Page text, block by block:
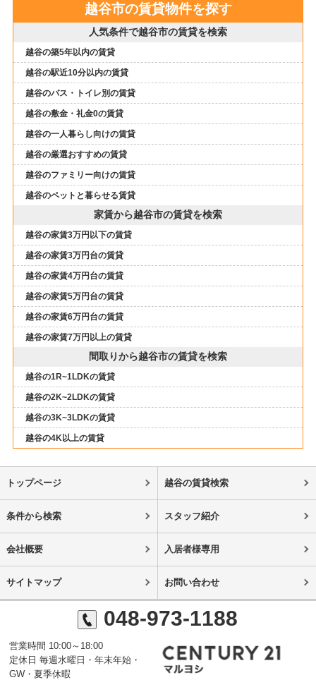
越谷市の賃貸物件を探す
人気条件で越谷市の賃貸を検索
越谷の築5年以内の賃貸
越谷の駅近10分以内の賃貸
越谷のバス・トイレ別の賃貸
越谷の敷金・礼金0の賃貸
越谷の一人暮らし向けの賃貸
越谷の厳選おすすめの賃貸
越谷のファミリー向けの賃貸
越谷のペットと暮らせる賃貸
家賃から越谷市の賃貸を検索
越谷の家賃3万円以下の賃貸
越谷の家賃3万円台の賃貸
越谷の家賃4万円台の賃貸
越谷の家賃5万円台の賃貸
越谷の家賃6万円台の賃貸
越谷の家賃7万円以上の賃貸
間取りから越谷市の賃貸を検索
越谷の1R~1LDKの賃貸
越谷の2K~2LDKの賃貸
越谷の3K~3LDKの賃貸
越谷の4K以上の賃貸
トップページ 越谷の賃貸検索
条件から検索 スタッフ紹介
会社概要 入居者様専用
サイトマップ お問い合わせ
048-973-1188
営業時間 10:00～18:00
定休日 毎週水曜日・年末年始・
GW・夏季休暇